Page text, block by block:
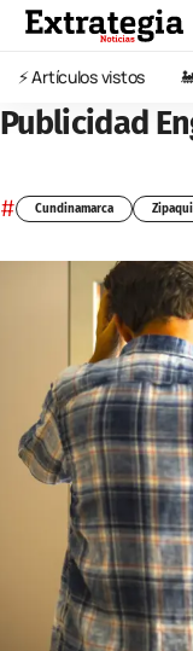
⚡️ Artículos vistos
Publicidad
# Cundinamarca